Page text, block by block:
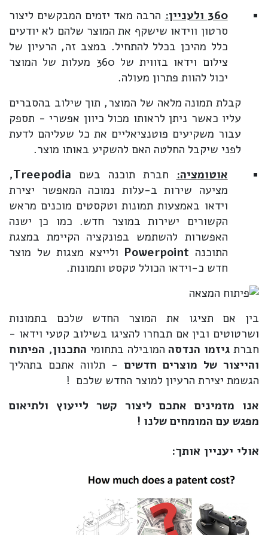
360 ולעניין:
הרבה מאד יזמים המבקשים ליצור
סרטון ווידאו שישקף את המוצר שלהם לא יודעים
כלל מהיכן בכלל להתחיל. במצב זה, הרעיון של
צילום וידאו בזווית של 360 מעלות של המוצר
יכול להוות פתרון מעולה.
קבלת תמונה מלאה של המוצר, תוך שילוב בהסברים
עליו כאשר ניתן לראותו מכול כיוון אפשרי - תספק
עבור משקיעים פוטנציאליים את כל שעליהם לדעת
לפני שיקבל החלטה האם להשקיע באותו מוצר.
אוטומציה: חברת תוכנה בשם Treepodia
,
מציעה שירות ב-עלות נמוכה המאפשר יצירת
וידאו באמצעות תמונות וטקסטים מוכנים מראש
הקשורים ישירות במוצר חדש. כמו כן ישנה
האפשרות להשתמש בפונקציה הקיימת במצגת
התוכנה Powerpoint ולייצא מצגות של מוצר
חדש כ-וידאו הכולל טקסט ותמונות.
בין אם תציגו את המוצר החדש שלכם בתמונות
ושרטוטים ובין אם תבחרו להציגו בשילוב קטעי וידאו -
חברת גיזמו הנדסה המובילה בתחומי התכנון, הפיתוח
והייצור של מוצרים חדשים - תלווה אתכם בתהליך
הגשמת יצירת הרעיון למוצר החדש שלכם !
אנו מזמינים אתכם ליצור קשר לייעוץ ולתיאום
מפגש עם המומחים שלנו !
אולי יעניין אותך: